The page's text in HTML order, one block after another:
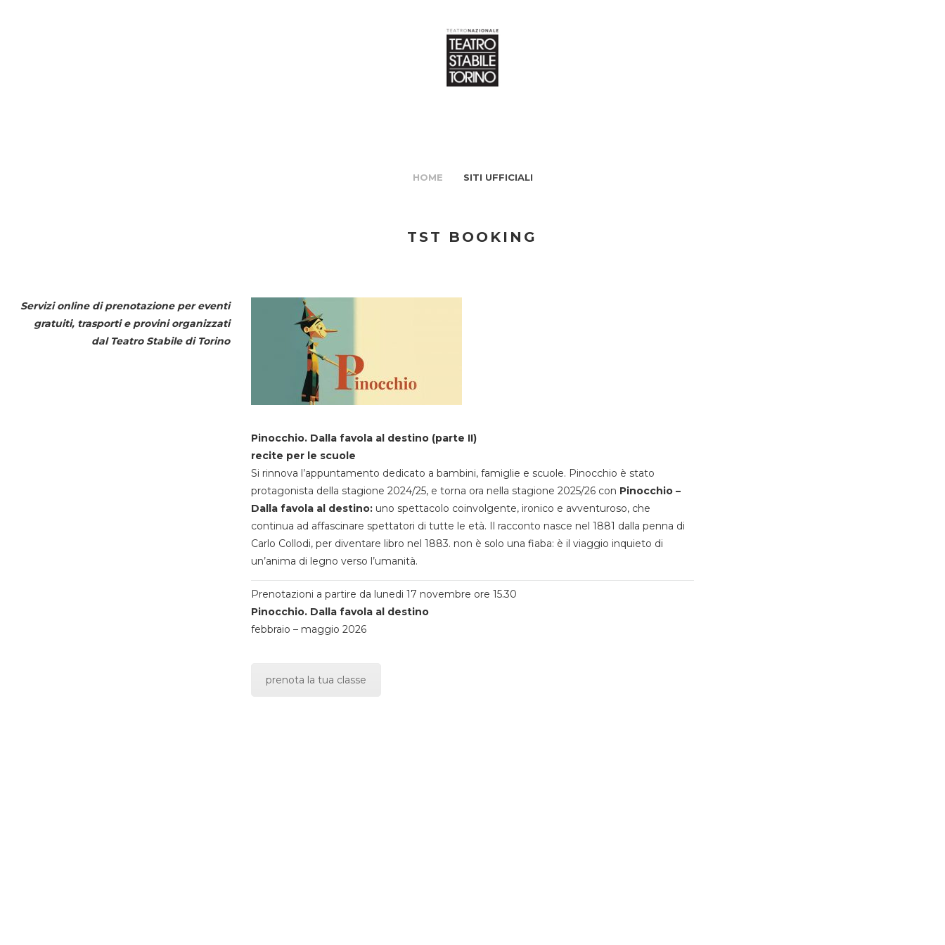
HOME SITI UFFICIALI
TST BOOKING
Servizi online di prenotazione per eventi
gratuiti, trasporti e provini organizzati
dal Teatro Stabile di Torino
Pinocchio. Dalla favola al destino (parte II)
recite per le scuole
Si rinnova l’appuntamento dedicato a bambini, famiglie e scuole. Pinocchio è stato
protagonista della stagione 2024/25, e torna ora nella stagione 2025/26 con Pinocchio –
Dalla favola al destino:uno spettacolo coinvolgente, ironico e avventuroso, che
continua ad affascinare spettatori di tutte le età. Il racconto nasce nel 1881 dalla penna di
Carlo Collodi, per diventare libro nel 1883. non è solo una fiaba: è il viaggio inquieto di
un’anima di legno verso l’umanità.
Prenotazioni a partire da lunedi 17 novembre ore 15.30
Pinocchio. Dalla favola al destino
febbraio – maggio 2026
prenota la tua classe